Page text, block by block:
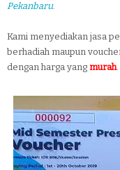
Pekanbaru.
Kami menyediakan jasa
berhadiah maupun
dengan harga yang murah.